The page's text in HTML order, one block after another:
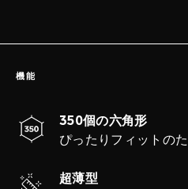
機能
350個の六角形
ぴったりフィットの
超薄型